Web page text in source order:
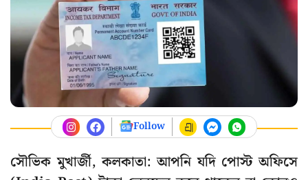
Follow
সৌভিক মুখার্জী, কলকাতা: আপনি যদি পোস্ট অফিসে